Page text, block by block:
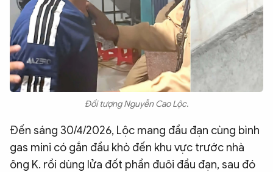
Đối tượng Nguyễn Cao Lộc.
Đến sáng 30/4/2026, Lộc mang đầu đạn cùng bình
gas mini có gắn đầu khò đến khu vực trước nhà
ông K. rồi dùng lửa đốt phần đuôi đầu đạn, sau đó